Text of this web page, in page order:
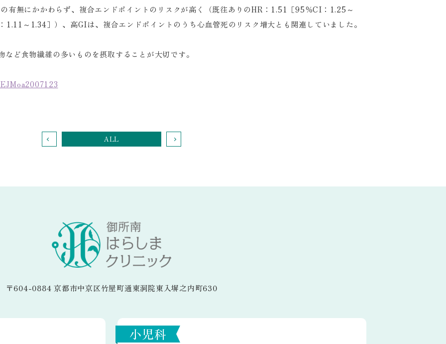
有無にかかわらず、複合エンドポイントのリスクが高く（既往ありのHR：1.51［95％CI：1.25～
～1.34］）、高GIは、複合エンドポイントのうち心血管死のリスク増大とも関連していました。
ど食物繊維の多いものを摂取することが大切です。
ALL
〒604-0884 京都市中京区竹屋町通東洞院東入塀之内町630
小児科